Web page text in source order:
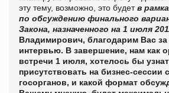
эту тему, возможно, это будетв
по обсуждению финального
Закона, назначенного на 1 июля
Владимирович, благодарим Вас за
интервью. В завершение, нам как
встречи 1 июля, хотелось бы
присутствовать на бизнес-сессии
госорганов, и какой формат